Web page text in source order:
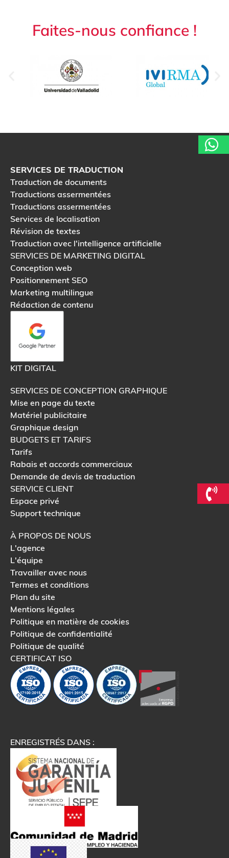
Faites-nous confiance !
SERVICES DE TRADUCTION
Traduction de documents
Traductions assermentées
Traductions assermentées
Services de localisation
Révision de textes
Traduction avec l'intelligence artificielle
SERVICES DE MARKETING DIGITAL
Conception web
Positionnement SEO
Marketing multilingue
Rédaction de contenu
KIT DIGITAL
SERVICES DE CONCEPTION GRAPHIQUE
Mise en page du texte
Matériel publicitaire
Graphique design
BUDGETS ET TARIFS
Tarifs
Rabais et accords commerciaux
Demande de devis de traduction
SERVICE CLIENT
Espace privé
Support technique
À PROPOS DE NOUS
L'agence
L'équipe
Travailler avec nous
Termes et conditions
Plan du site
Mentions légales
Politique en matière de cookies
Politique de confidentialité
Politique de qualité
CERTIFICAT ISO
ENREGISTRÉS DANS :